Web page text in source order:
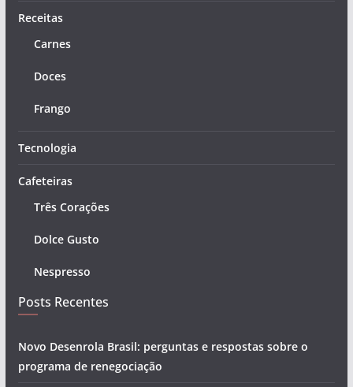
Receitas
Carnes
Doces
Frango
Tecnologia
Cafeteiras
Três Corações
Dolce Gusto
Nespresso
Posts Recentes
Novo Desenrola Brasil: perguntas e respostas sobre o
programa de renegociação